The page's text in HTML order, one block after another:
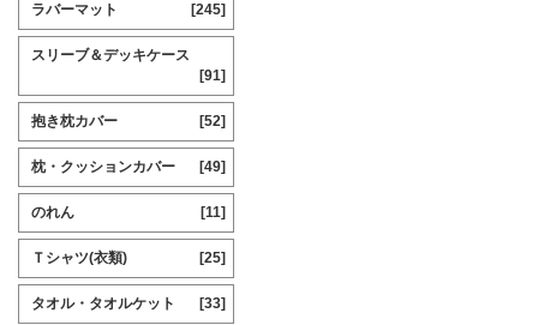
ラバーマット [245]
スリーブ＆デッキケース
[91]
抱き枕カバー [52]
枕・クッションカバー [49]
のれん [11]
Ｔシャツ(衣類) [25]
タオル・タオルケット [33]